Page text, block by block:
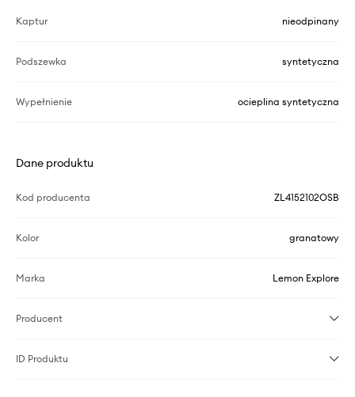
Kaptur nieodpinany
Podszewka syntetyczna
Wypełnienie ocieplina syntetyczna
Dane produktu
Kod producenta ZL4152102OSB
Kolor granatowy
Marka Lemon Explore
Producent
ID Produktu